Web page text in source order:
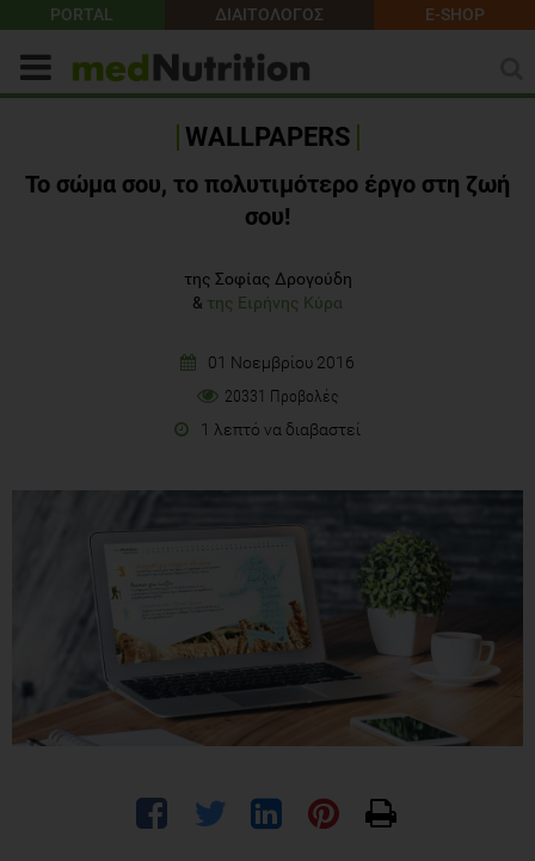
PORTAL ΔΙΑΙΤΟΛΟΓΟΣ E-SHOP
WALLPAPERS
Το σώμα σου, το πολυτιμότερο έργο στη ζωή
σου!
της Σοφίας Δρογούδη
& της Ειρήνης Κύρα
01 Νοεμβρίου 2016
20331 Προβολές
1 λεπτό να διαβαστεί